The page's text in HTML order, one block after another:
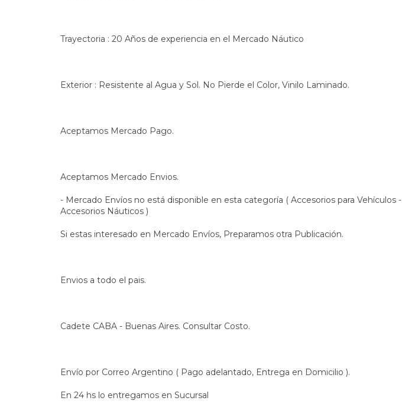
Trayectoria : 20 Años de experiencia en el Mercado Náutico
Exterior : Resistente al Agua y Sol. No Pierde el Color, Vinilo Laminado.
Aceptamos Mercado Pago.
Aceptamos Mercado Envios.
- Mercado Envíos no está disponible en esta categoría ( Accesorios para Vehículos -
Accesorios Náuticos )
Si estas interesado en Mercado Envíos, Preparamos otra Publicación.
Envios a todo el pais.
Cadete CABA - Buenas Aires. Consultar Costo.
Envío por Correo Argentino ( Pago adelantado, Entrega en Domicilio ).
En 24 hs lo entregamos en Sucursal